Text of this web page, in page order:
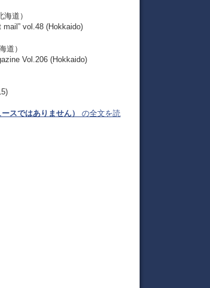
道）
vol.48 (Hokkaido)
道）
Vol.206 (Hokkaido)
スではありません）
の全文を読